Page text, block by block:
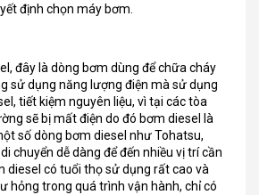
định chọn máy bơm.
là dòng bơm dùng để chữa cháy
sử dụng năng lượng điện mà sử dụng
tiết kiệm nguyên liệu, vì tại các tòa
sẽ bị mất điện do đó bơm diesel là
số dòng bơm diesel như Tohatsu,
chuyển dễ dàng để đến nhiều vị trí cần
diesel có tuổi thọ sử dụng rất cao và
hỏng trong quá trình vận hành, chỉ có